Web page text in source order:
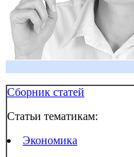
Сборник статей
Статьи тематикам:
Экономика